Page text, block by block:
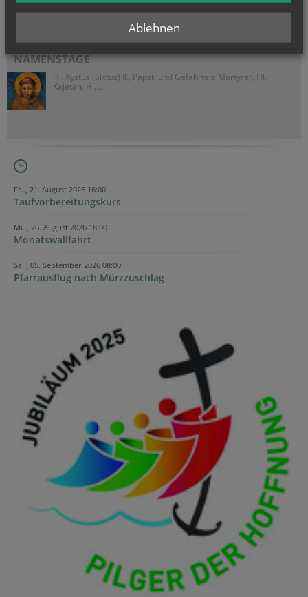
NAMENSTAGE
Hl. Xystus (Sixtus) II., Papst, und Gefährten; Märtyrer, Hl.
Kajetan, Hl....
Fr.., 21. August 2026 16:00
Taufvorbereitungskurs
Mi.., 26. August 2026 18:00
Monatswallfahrt
Sa.., 05. September 2026 08:00
Pfarrausflug nach Mürzzuschlag
Ablehnen